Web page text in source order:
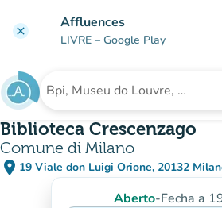
clear Affluences
LIVRE – Google Play
Procura uma instituição
Biblioteca Crescenzago
Comune di Milano
place 19 Viale don Luigi Orione, 20132
(abrir no Google
(novo separador)
Aberto-Fecha a